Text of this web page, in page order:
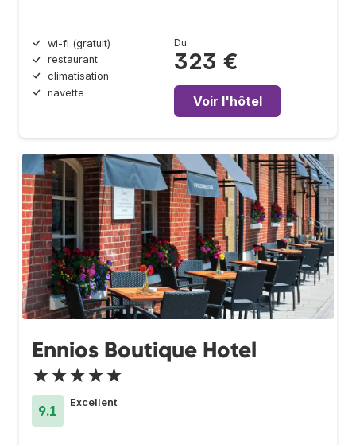
wi-fi (gratuit)
restaurant
climatisation
navette
Du
323 €
Voir l'hôtel
Ennios Boutique Hotel
★★★★★
9.1
Excellent